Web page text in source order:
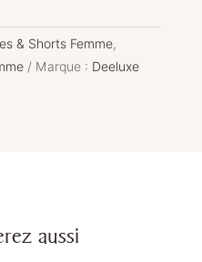
& Shorts Femme,
Marque : Deeluxe
aussi